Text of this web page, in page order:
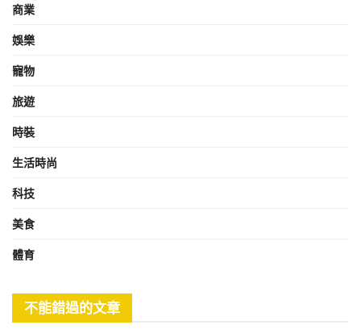
商業
娛樂
寵物
旅遊
時裝
生活時尚
科技
美食
體育
不能錯過的文章
商業